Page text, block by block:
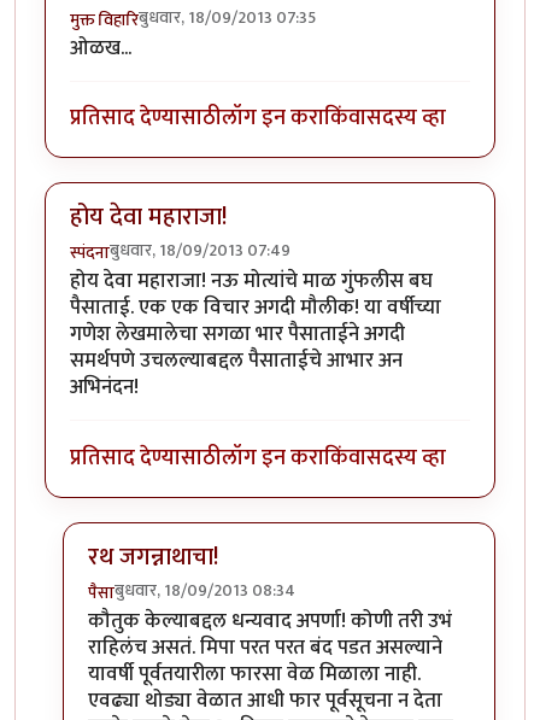
मुक्त विहारिबुधवार, 18/09/2013 07:35
ओळख...
प्रतिसाद देण्यासाठीलॉग इन कराकिंवासदस्य व्हा
होय देवा महाराजा!
स्पंदनाबुधवार, 18/09/2013 07:49
होय देवा महाराजा! नऊ मोत्यांचे माळ गुंफलीस बघ
पैसाताई. एक एक विचार अगदी मौलीक! या वर्षीच्या
गणेश लेखमालेचा सगळा भार पैसाताईने अगदी
समर्थपणे उचलल्याबद्दल पैसाताईचे आभार अन
अभिनंदन!
प्रतिसाद देण्यासाठीलॉग इन कराकिंवासदस्य व्हा
रथ जगन्नाथाचा!
पैसाबुधवार, 18/09/2013 08:34
In reply toहोय देवा महाराजा!byस्पंदना
कौतुक केल्याबद्दल धन्यवाद अपर्णा! कोणी तरी उभं
राहिलंच असतं. मिपा परत परत बंद पडत असल्याने
यावर्षी पूर्वतयारीला फारसा वेळ मिळाला नाही.
एवढ्या थोड्या वेळात आधी फार पूर्वसूचना न देता